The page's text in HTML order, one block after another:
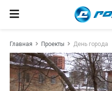
Главная Проекты День города